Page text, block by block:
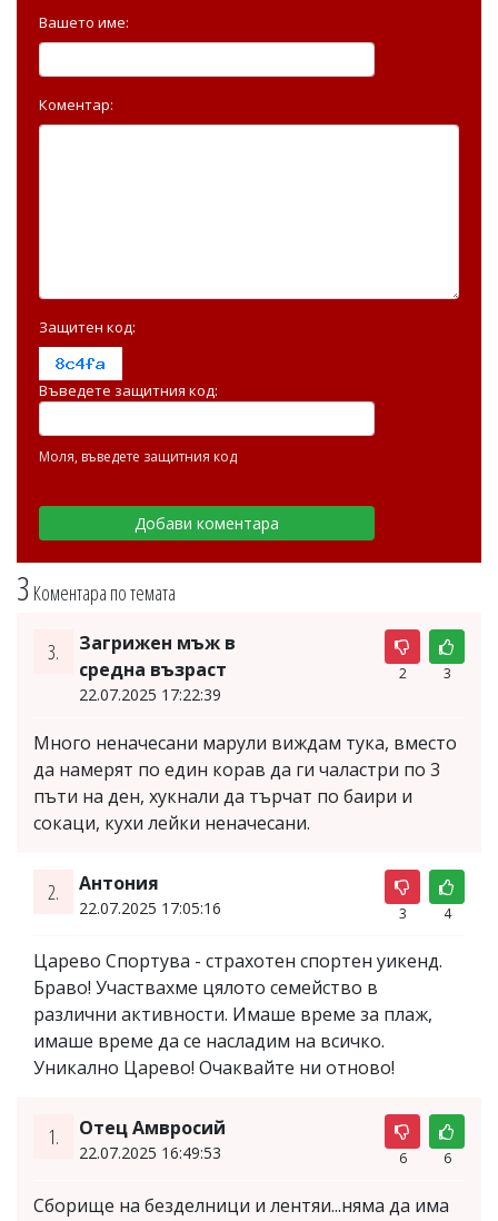
3 Коментара по темата
3.
Загрижен мъж в
средна възраст
22.07.2025 17:22:39
2 3
Много неначесани марули виждам тука, вместо
да намерят по един корав да ги чаластри по 3
пъти на ден, хукнали да търчат по баири и
сокаци, кухи лейки неначесани.
2. Антония
22.07.2025 17:05:16 3 4
Царево Спортува - страхотен спортен уикенд.
Браво! Участвахме цялото семейство в
различни активности. Имаше време за плаж,
имаше време да се насладим на всичко.
Уникално Царево! Очаквайте ни отново!
1. Отец Амвросий
22.07.2025 16:49:53 6 6
Сборище на безделници и лентяи...няма да има
Вашето име:
Коментар:
Защитен код:
Въведете защитния код:
Моля, въведете защитния код